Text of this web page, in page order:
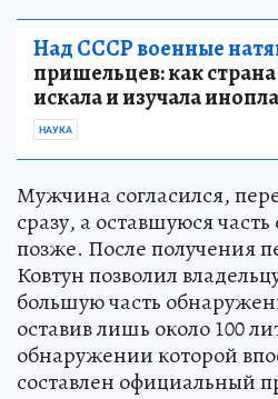
Над СССР военные
пришельцев: как страна
искала и изучала
НАУКА
Мужчина согласился,
сразу, а оставшуюся
позже. После получения
Ковтун позволил
большую часть
оставив лишь около 100
обнаружении которой
составлен официальный